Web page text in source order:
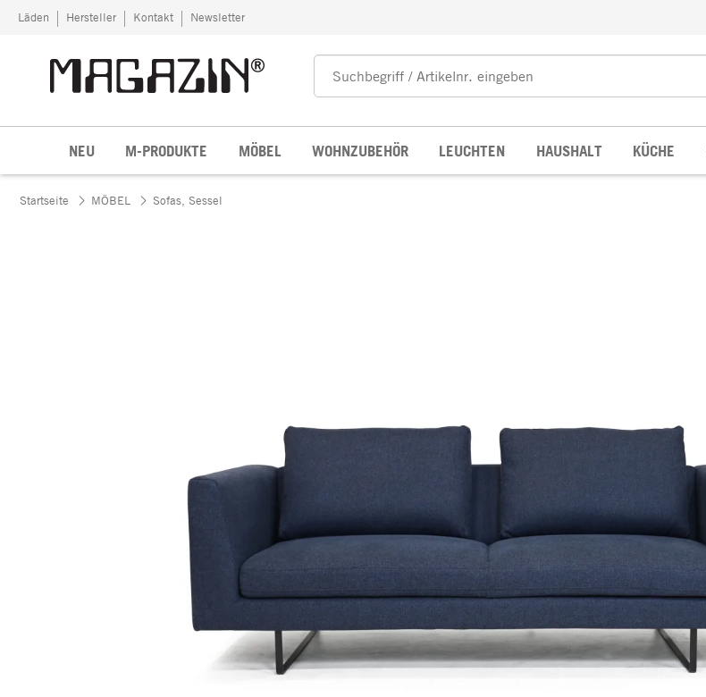
Zum Inhalt springen
Läden Hersteller Kontakt Newsletter
NEU M-PRODUKTE MÖBEL WOHNZUBEHÖR LEUCHTEN HAUSHALT KÜCHE
Startseite MÖBEL Sofas, Sessel